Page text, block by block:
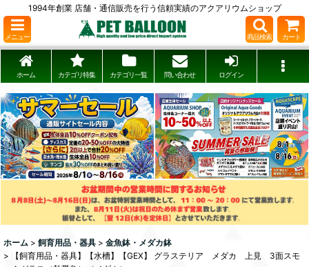
1994年創業 店舗・通信販売を行う信頼実績のアクアリウムショップ
メニュー 商品検索 カート
ホーム カテゴリ特集 カテゴリ一覧 問い合わせ ログイン
ホーム > 飼育用品・器具 > 金魚鉢・メダカ鉢
>
【飼育用品・器具】【水槽】【GEX】 グラステリア メダカ 上見 3面スモ